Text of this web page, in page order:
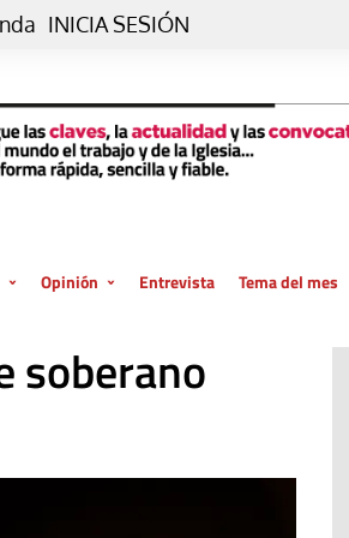
INICIA SESIÓN
día
Opinión
Blog De paso…
Entrevista Tema del mes
soberano